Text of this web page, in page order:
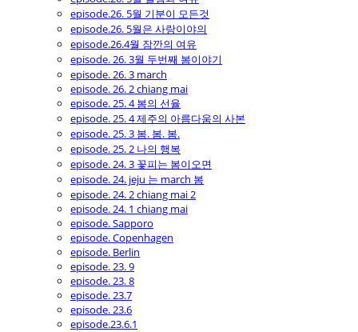
episode.26. 5월 기분이 모든것
episode.26. 5월은 사랑이야의
episode.26.4월 잠깐의 여유
episode. 26. 3월 두번째 봄이야기
episode. 26. 3 march
episode. 26. 2 chiang mai
episode. 25. 4 봄의 선율
episode. 25. 4 제주의 아름다움의 사본
episode. 25. 3 봄. 봄. 봄.
episode. 25. 2 나의 행복
episode. 24. 3 꽃피는 봄이오면
episode. 24. jeju 는 march 봄
episode. 24. 2 chiang mai 2
episode. 24. 1 chiang mai
episode. Sapporo
episode. Copenhagen
episode. Berlin
episode. 23. 9
episode. 23. 8
episode. 23.7
episode. 23.6
episode.23.6.1